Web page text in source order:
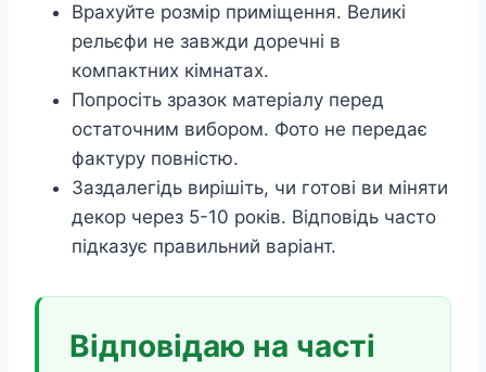
Врахуйте розмір приміщення. Великі
рельєфи не завжди доречні в
компактних кімнатах.
Попросіть зразок матеріалу перед
остаточним вибором. Фото не передає
фактуру повністю.
Заздалегідь вирішіть, чи готові ви міняти
декор через 5-10 років. Відповідь часто
підказує правильний варіант.
Відповідаю на часті